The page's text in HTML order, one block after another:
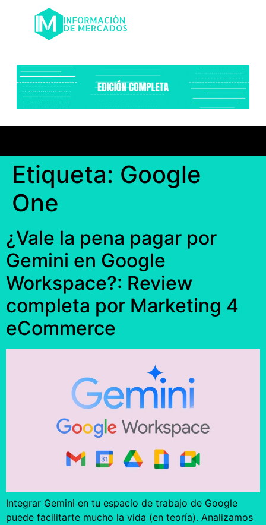
Etiqueta: Google
One
¿Vale la pena pagar por
Gemini en Google
Workspace?: Review
completa por Marketing 4
eCommerce
Integrar Gemini en tu espacio de trabajo de Google
puede facilitarte mucho la vida (en teoría). Analizamos